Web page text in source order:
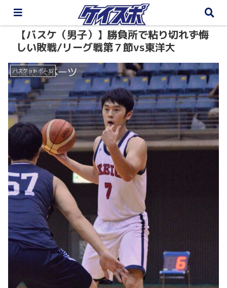
【バスケ（男子）】勝負所で粘り切れず悔
しい敗戦/リーグ戦第７節vs東洋大
バスケットボール